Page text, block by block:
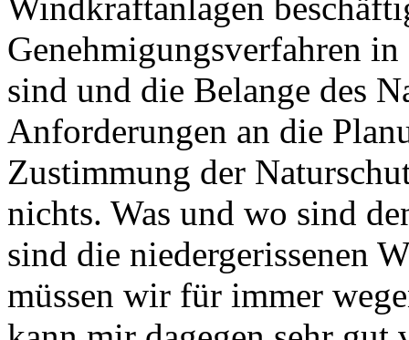
Genehmigungsverfahren
sind und die Belange des
Anforderungen an die
Zustimmung der
nichts. Was und wo sind
sind die niedergerissenen
müssen wir für immer